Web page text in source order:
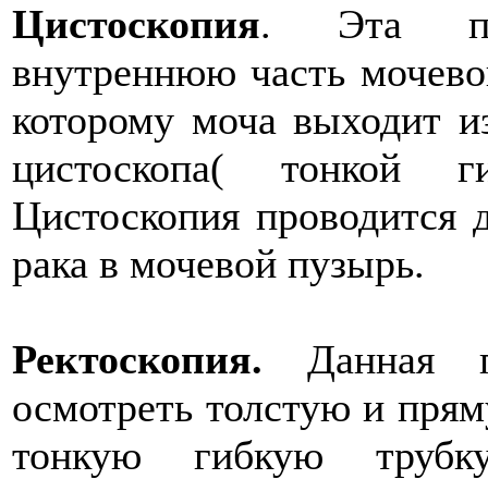
Цистоскопия. Эта
внутреннюю часть
которому моча выходит
цистоскопа( тонкой
Цистоскопия проводится
рака в мочевой пузырь.
Ректоскопия. Данная
осмотреть толстую и
тонкую гибкую